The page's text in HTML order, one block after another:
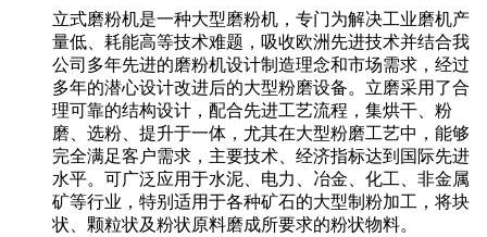
立式磨粉机是一种大型磨粉机，专门为解决工业磨机产
量低、耗能高等技术难题，吸收欧洲先进技术并结合我
公司多年先进的磨粉机设计制造理念和市场需求，经过
多年的潜心设计改进后的大型粉磨设备。立磨采用了合
理可靠的结构设计，配合先进工艺流程，集烘干、粉
磨、选粉、提升于一体，尤其在大型粉磨工艺中，能够
完全满足客户需求，主要技术、经济指标达到国际先进
水平。可广泛应用于水泥、电力、冶金、化工、非金属
矿等行业，特别适用于各种矿石的大型制粉加工，将块
状、颗粒状及粉状原料磨成所要求的粉状物料。